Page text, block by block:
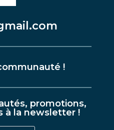
!
promotions,
à la newsletter !